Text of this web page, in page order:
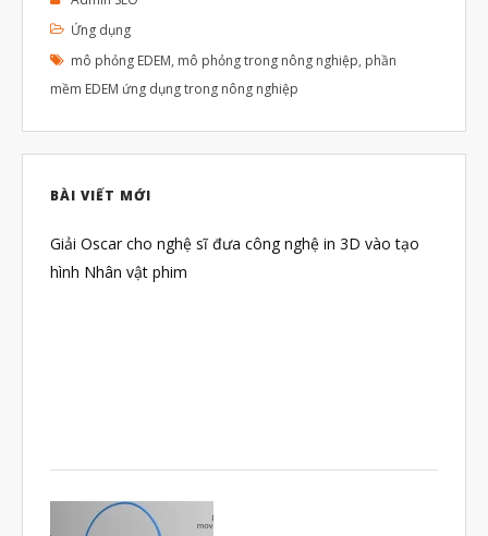
Automotive
in 3d cao cấp
Ứng dụng
mô phỏng EDEM, mô phỏng trong nông nghiệp, phần
mềm EDEM ứng dụng trong nông nghiệp
BÀI VIẾT MỚI
Giải Oscar cho nghệ sĩ đưa công nghệ in 3D vào tạo
hình Nhân vật phim